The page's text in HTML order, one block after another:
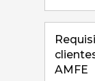
AMFE